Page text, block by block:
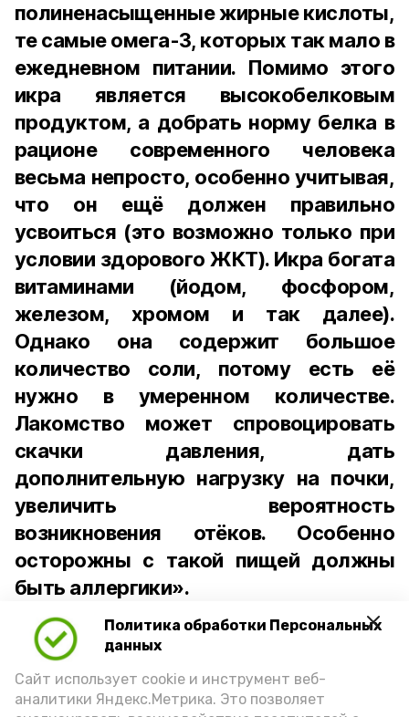
Политика обработки Персональных
данных
Сайт использует cookie и инструмент веб-
аналитики Яндекс.Метрика. Это позволяет
полиненасыщенные жирные кислоты,
те самые омега-3, которых так мало в
ежедневном питании. Помимо этого
икра является высокобелковым
продуктом, а добрать норму белка в
рационе современного человека
весьма непросто, особенно учитывая,
что он ещё должен правильно
усвоиться (это возможно только при
условии здорового ЖКТ). Икра богата
витаминами (йодом, фосфором,
железом, хромом и так далее).
Однако она содержит большое
количество соли, потому есть её
нужно в умеренном количестве.
Лакомство может спровоцировать
скачки давления, дать
дополнительную нагрузку на почки,
увеличить вероятность
возникновения отёков. Особенно
осторожны с такой пищей должны
быть аллергики».
Для взрослого человека безопасной
порцией икры считается 30-50 граммов
(2-3 ложки). При этом следует обратить
внимание на хлеб, с которым она